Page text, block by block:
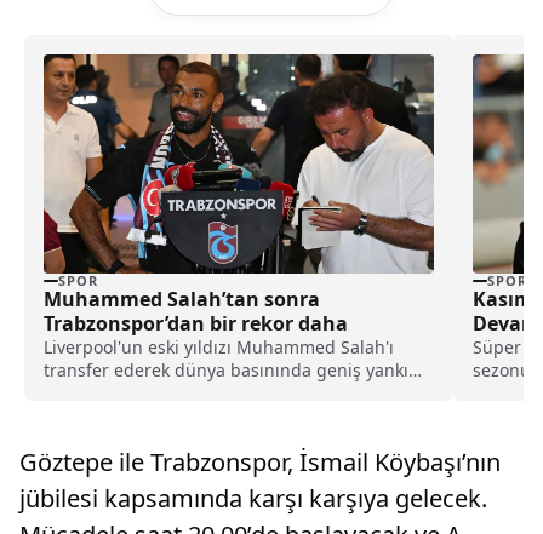
SPOR
Muhammed Salah’tan sonra
Trabzonspor’dan bir rekor daha
Liverpool'un eski yıldızı Muhammed Salah'ı
transfer ederek dünya basınında geniş yankı
açıkladı.
SPOR
Süper
Göztepe ile Trabzonspor, İsmail Köybaşı’nın
jübilesi kapsamında karşı karşıya gelecek.